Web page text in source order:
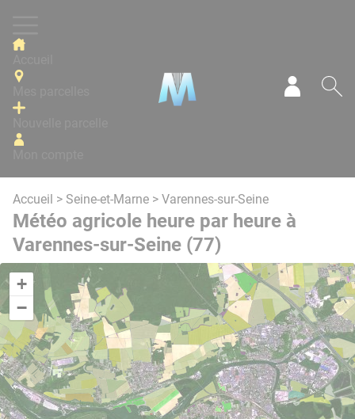
Accueil > Seine-et-Marne > Varennes-sur-Seine
Météo agricole heure par heure à
Varennes-sur-Seine (77)
+
−